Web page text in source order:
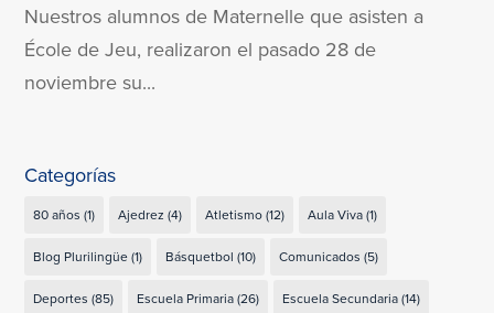
Nuestros alumnos de Maternelle que asisten a
École de Jeu, realizaron el pasado 28 de
noviembre su...
Categorías
80 años (1) Ajedrez (4) Atletismo(12) Aula Viva(1)
Blog Plurilingüe(1) Básquetbol (10) Comunicados (5)
Deportes (85) Escuela Primaria(26) Escuela Secundaria(14)